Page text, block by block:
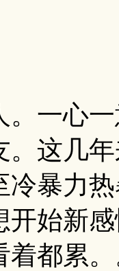
。一心
。这几
冷暴力
开始新
着都累